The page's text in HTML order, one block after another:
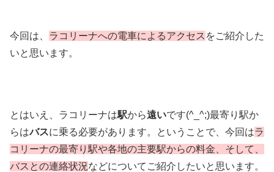
今回は、 ラコリーナへの電車によるアクセス をご紹介した
いと思います。
とはいえ、ラコリーナは駅から遠いです(^_^;)最寄り駅か
らはバスに乗る必要があります。ということで、今回はラ
コリーナの最寄り駅や各地の主要駅からの料金、そして、
バスとの連絡状況などについてご紹介したいと思います。